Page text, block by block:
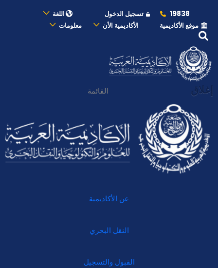
19838 تسجيل الدخول
اللغة
موقع الأكاديمية
الأكاديمية الأن معلومات
إغلاق القائمة
عن الأكاديمية
النقل البحري
القبول والتسجيل